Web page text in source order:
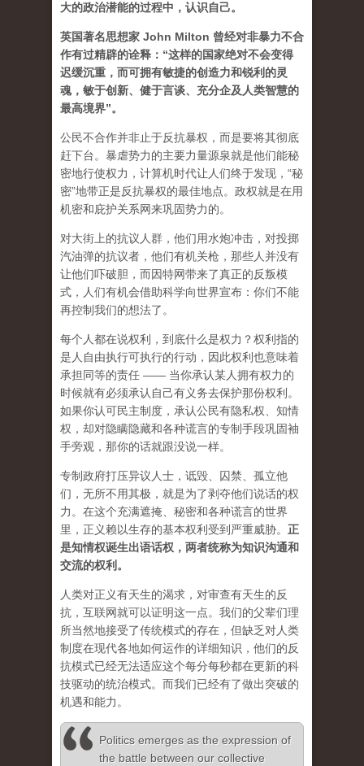
大的政治潜能的过程中，认识自己。
英国著名思想家 John Milton 曾经对非暴力不合
作有过精辟的诠释：“这样的国家绝对不会变得
迟缓沉重，而可拥有敏捷的创造力和锐利的灵
魂，敏于创新、健于言谈、充分企及人类智慧的
最高境界”。
公民不合作并非止于反抗暴权，而是要将其彻底
赶下台。暴虐势力的主要力量源泉就是他们能秘
密地行使权力，计算机时代让人们终于发现，“秘
密”地带正是反抗暴权的最佳地点。政权就是在用
机密和庇护关系网来巩固势力的。
对大街上的抗议人群，他们用水炮冲击，对投掷
汽油弹的抗议者，他们有机关枪，那些人并没有
让他们吓破胆，而因特网带来了真正的反叛模
式，人们有机会借助科学向世界宣布：你们不能
再控制我们的想法了。
每个人都在说权利，到底什么是权力？权利指的
是人自由执行可执行的行动，因此权利也意味着
承担同等的责任 —— 当你承认某人拥有权力的
时候就有必须承认自己有义务去保护那份权利。
如果你认可民主制度，承认公民有隐私权、知情
权，却对隐瞒隐藏和各种谎言的专制手段巩固袖
手旁观，那你的话就跟没说一样。
专制政府打压异议人士，诋毁、囚禁、孤立他
们，无所不用其极，就是为了剥夺他们说话的权
力。在这个充满遮掩、秘密和各种谎言的世界
里，正义赖以生存的基本权利受到严重威胁。 正
是知情权诞生出语话权，两者统称为知识沟通和
交流的权利。
人类对正义有天生的渴求，对审查有天生的反
抗，互联网就可以证明这一点。我们的父辈们理
所当然地接受了传统模式的存在，但缺乏对人类
制度在现代各地如何运作的详细知识，他们的反
抗模式已经无法适应这个每分每秒都在更新的科
技驱动的统治模式。而我们已经有了做出突破的
机遇和能力。
Politics emerges as the expression of
the battle between our collective